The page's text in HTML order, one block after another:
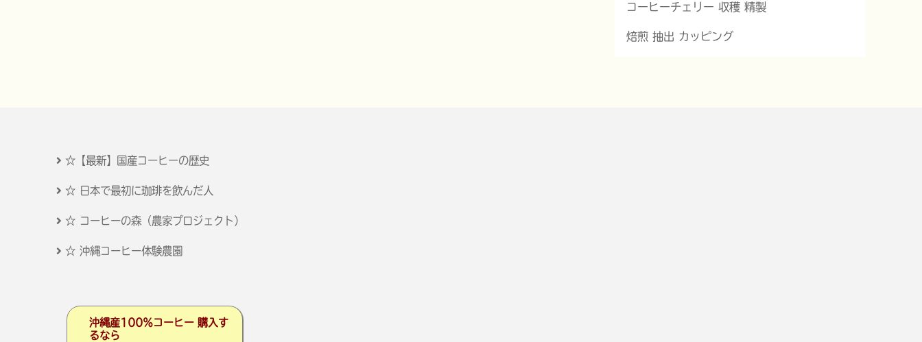
コーヒーチェリー 収穫 精製
焙煎 抽出 カッピング
☆【最新】国産コーヒーの歴史
☆ 日本で最初に珈琲を飲んだ人
☆ コーヒーの森（農家プロジェクト）
☆ 沖縄コーヒー体験農園
沖縄産100％コーヒー 購入す
るなら